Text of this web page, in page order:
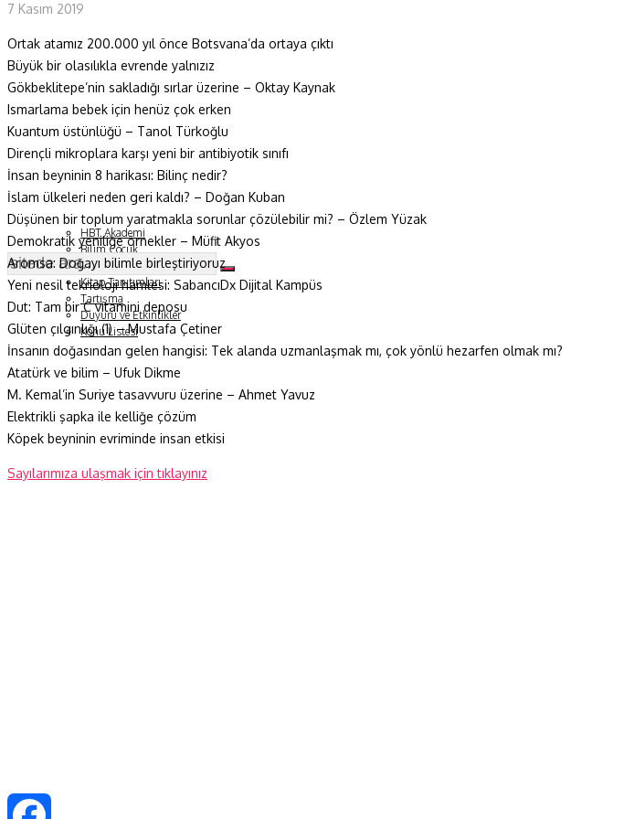
Sağlık
Fizik ve Uzay
Gezegenimiz
Teknoyaşam
Fazlası
HBT Akademi
Bilim Çocuk
Soru ve Yanıt
Kitap Tanıtımları
Tartışma
Duyuru ve Etkinlikler
Konu Listesi
7 Kasım 2019
Ortak atamız 200.000 yıl önce Botsvana’da ortaya çıktı
Büyük bir olasılıkla evrende yalnızız
Gökbeklitepe’nin sakladığı sırlar üzerine – Oktay Kaynak
Ismarlama bebek için henüz çok erken
Kuantum üstünlüğü – Tanol Türkoğlu
Dirençli mikroplara karşı yeni bir antibiyotik sınıfı
İnsan beyninin 8 harikası: Bilinç nedir?
İslam ülkeleri neden geri kaldı? – Doğan Kuban
Düşünen bir toplum yaratmakla sorunlar çözülebilir mi? – Özlem Yüzak
Demokratik yeniliğe örnekler – Müfit Akyos
Aromsa: Doğayı bilimle birleştiriyoruz
Yeni nesil teknoloji hamlesi: SabancıDx Dijital Kampüs
Dut: Tam bir C vitamini deposu
Glüten çılgınlığı (1) – Mustafa Çetiner
İnsanın doğasından gelen hangisi: Tek alanda uzmanlaşmak mı, çok yönlü hezarfen olmak mı?
Atatürk ve bilim – Ufuk Dikme
M. Kemal’in Suriye tasavvuru üzerine – Ahmet Yavuz
Elektrikli şapka ile kelliğe çözüm
Köpek beyninin evriminde insan etkisi
Sayılarımıza ulaşmak için tıklayınız